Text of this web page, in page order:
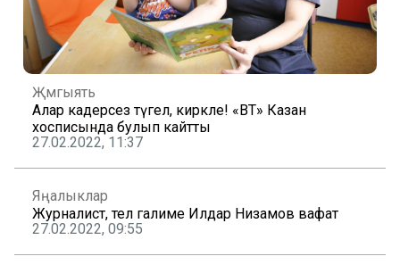
Җәмгыять
Алар кадерсез түгел, кирәкле! «ВТ» Казан
хосписында булып кайтты
27.02.2022, 11:37
Яңалыклар
Журналист, тел галиме Илдар Низамов вафат
27.02.2022, 09:55